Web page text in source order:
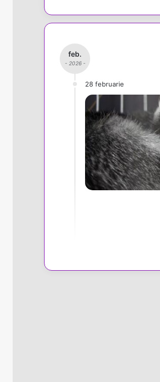
feb.
- 2026 -
28 februarie